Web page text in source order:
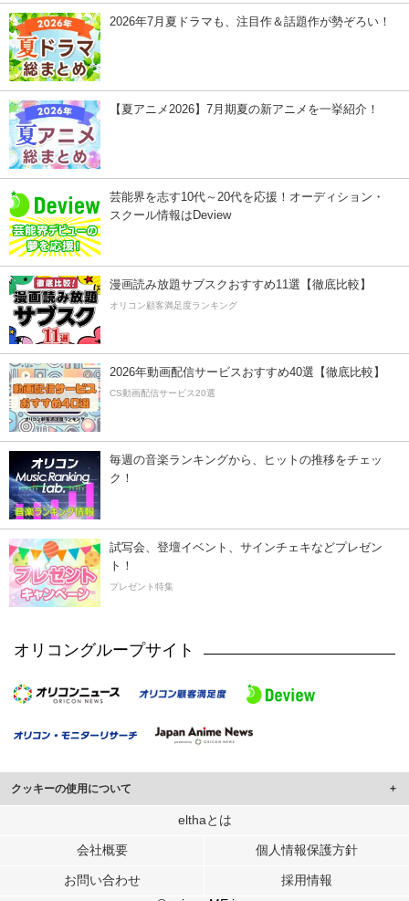
2026年7月夏ドラマも、注目作＆話題作が勢ぞろい！
【夏アニメ2026】7月期夏の新アニメを一挙紹介！
芸能界を志す10代～20代を応援！オーディション・
スクール情報はDeview
漫画読み放題サブスクおすすめ11選【徹底比較】
オリコン顧客満足度ランキング
2026年動画配信サービスおすすめ40選【徹底比較】
CS動画配信サービス20選
毎週の音楽ランキングから、ヒットの推移をチェッ
ク！
試写会、登壇イベント、サインチェキなどプレゼン
ト！
プレゼント特集
オリコングループサイト
クッキーの使用について
このサイトでは Cookie を使用して、ユーザーに合わせたコンテンツや広告の
行っています。
メディアや広告配信、データ解析の各パートナーに提供しています。
各パートナーは、この情報とユーザーが各パートナーに提供した他の情報や、
elthaとは
会社概要 個人情報保護方針
お問い合わせ
採用情報